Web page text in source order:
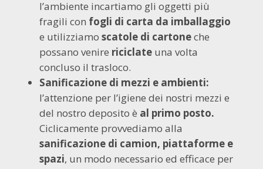
l’ambiente incartiamo gli oggetti più
fragili con fogli di carta da imballaggio
e utilizziamo scatole di cartoneche
possano venire riciclate una volta
concluso il trasloco.
Sanificazione di mezzi e ambienti:
l’attenzione per l’igiene dei nostri mezzi e
del nostro deposito è al primo posto.
Ciclicamente provvediamo alla
sanificazione di camion, piattaforme e
spazi, un modo necessario ed efficace per